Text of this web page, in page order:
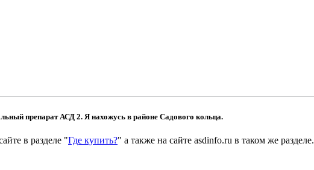
препарат АСД 2. Я нахожусь в районе Садового кольца.
в разделе "Где купить?" а также на сайте asdinfo.ru в таком же разделе.